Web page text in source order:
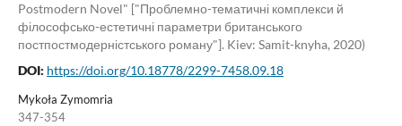
Postmodern Novel" ["Проблемно-тематичні комплекси й
філософсько-естетичні параметри британського
постпостмодерністського роману"]. Kiev: Samit-knyha, 2020)
DOI: https://doi.org/10.18778/2299-7458.09.18
Mykoła Zymomria
347-354